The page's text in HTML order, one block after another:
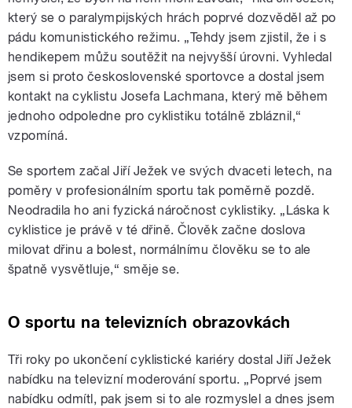
který se o paralympijských hrách poprvé dozvěděl až po
pádu komunistického režimu. „Tehdy jsem zjistil, že i s
hendikepem můžu soutěžit na nejvyšší úrovni. Vyhledal
jsem si proto československé sportovce a dostal jsem
kontakt na cyklistu Josefa Lachmana, který mě během
jednoho odpoledne pro cyklistiku totálně zbláznil,“
vzpomíná.
Se sportem začal Jiří Ježek ve svých dvaceti letech, na
poměry v profesionálním sportu tak poměrně pozdě.
Neodradila ho ani fyzická náročnost cyklistiky. „Láska k
cyklistice je právě v té dřině. Člověk začne doslova
milovat dřinu a bolest, normálnímu člověku se to ale
špatně vysvětluje,“ směje se.
O sportu na televizních obrazovkách
Tři roky po ukončení cyklistické kariéry dostal Jiří Ježek
nabídku na televizní moderování sportu. „Poprvé jsem
nabídku odmítl, pak jsem si to ale rozmyslel a dnes jsem